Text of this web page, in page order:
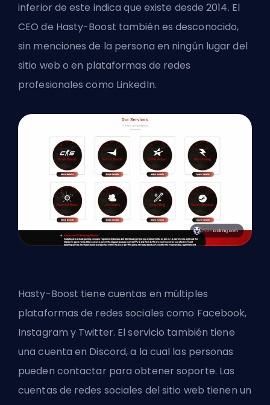
inferior de este indica que existe desde 2014. El
CEO de Hasty-Boost también es desconocido,
sin menciones de la persona en ningún lugar del
sitio web o en plataformas de redes
profesionales como LinkedIn.
Hasty-Boost tiene cuentas en múltiples
plataformas de redes sociales como Facebook,
Instagram y Twitter. El servicio también tiene
una cuenta en Discord, a la cual las personas
pueden contactar para obtener soporte. Las
cuentas de redes sociales del sitio web tienen un